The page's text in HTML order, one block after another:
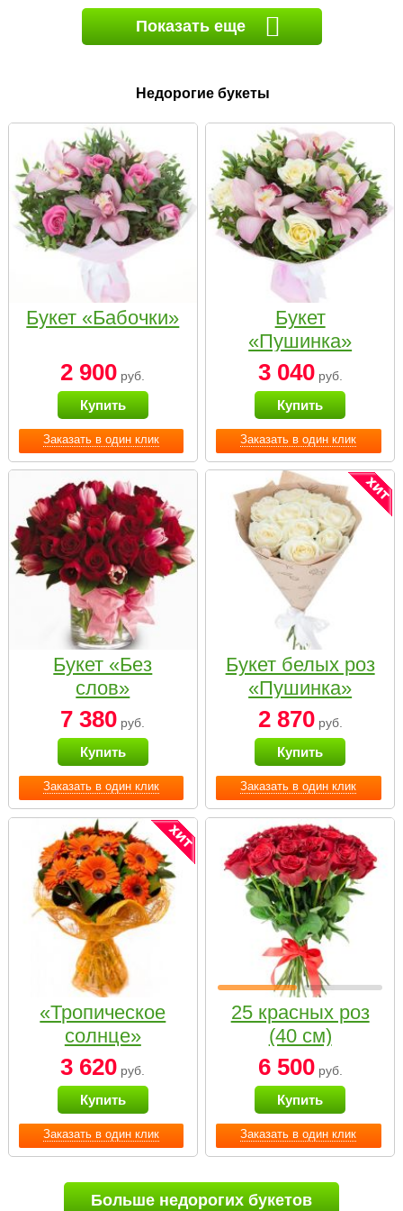
Показать еще
Недорогие букеты
Заказать в один клик
Букет «Бабочки»
2 900 руб.
Купить
Заказать в один клик
Букет
«Пушинка»
3 040руб.
Купить
Заказать в один клик
Букет «Без
слов»
7 380 руб.
Купить
Заказать в один клик
Букет белых роз
«Пушинка»
2 870руб.
Купить
Заказать в один клик
«Тропическое
солнце»
3 620 руб.
Купить
Заказать в один клик
25 красных роз
(40 см)
6 500руб.
Купить
Больше недорогих букетов